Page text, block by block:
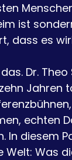
ist
dass es
Dr. Theo
Jahren
echten
In diesem
Welt: Was